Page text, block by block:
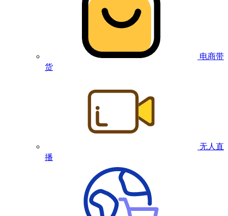
电商带
货
无人直
播